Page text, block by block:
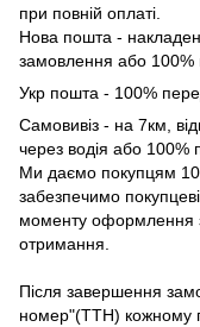
при повній оплаті.
Нова пошта -
замовлення або 100%
Укр пошта - 100%
Самовивіз - на 7км,
через водія або 100%
Ми даємо покупцям
забезпечимо
моменту оформлення
отримання.
Після завершення
номер"(ТТН) кожному